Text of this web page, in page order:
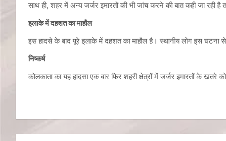
साथ ही, शहर में अन्य जर्जर इमारतों की भी जांच करने की बात कही जा रही है
इलाके में दहशत का माहौल
इस हादसे के बाद पूरे इलाके में दहशत का माहौल है। स्थानीय लोग इस
निष्कर्ष
कोलकाता का यह हादसा एक बार फिर शहरी क्षेत्रों में जर्जर इमारतों के